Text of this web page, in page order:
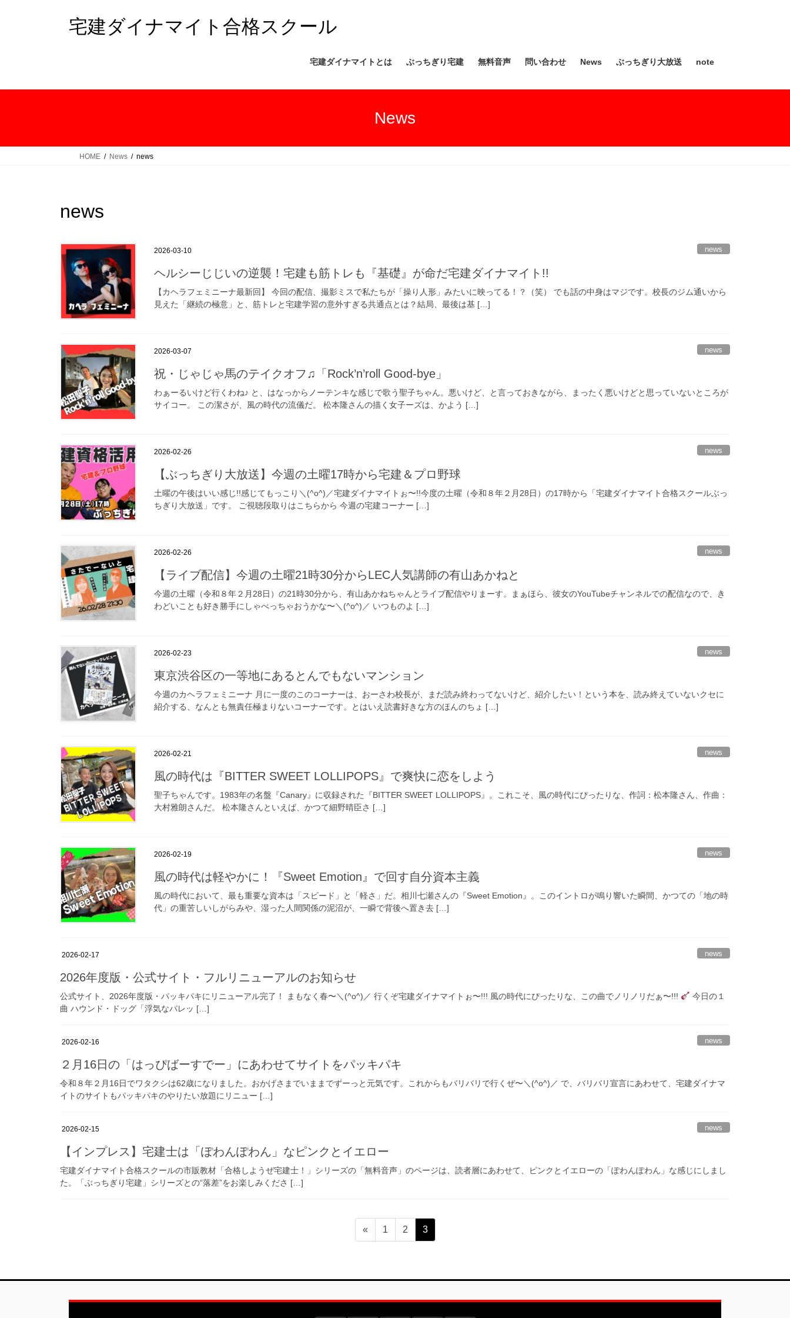
ス
ン
宅建ダイナマイト合格スクール
宅建ダイナマイトとは ぶっちぎり宅建 無料音声 問い合わせ News ぶっちぎり大放送 note
News
HOME News news
news
2026-03-10 news
ヘルシーじじいの逆襲！宅建も筋トレも『基礎』が命だ宅建ダイナマイト!!
【カヘラフェミニーナ最新回】 今回の配信、撮影ミスで私たちが「操り人形」みたいに映ってる！？（笑） でも話の中身はマジです。校長のジム通いから
見えた「継続の極意」と、筋トレと宅建学習の意外すぎる共通点とは？結局、最後は基 […]
2026-03-07 news
祝・じゃじゃ馬のテイクオフ♫「Rock’n’roll Good‐bye」
わぁーるいけど行くわね♪ と、はなっからノーテンキな感じで歌う聖子ちゃん。悪いけど、と言っておきながら、まったく悪いけどと思っていないところが
サイコー。 この潔さが、風の時代の流儀だ。 松本隆さんの描く女子ーズは、かよう […]
2026-02-26 news
【ぶっちぎり大放送】今週の土曜17時から宅建＆プロ野球
土曜の午後はいい感じ!!感じてもっこり＼(^o^)／宅建ダイナマイトぉ〜!!今度の土曜（令和８年２月28日）の17時から「宅建ダイナマイト合格スクールぶっ
ちぎり大放送」です。 ご視聴段取りはこちらから 今週の宅建コーナー […]
2026-02-26 news
【ライブ配信】今週の土曜21時30分からLEC人気講師の有山あかねと
今週の土曜（令和８年２月28日）の21時30分から、有山あかねちゃんとライブ配信やりまーす。まぁほら、彼女のYouTubeチャンネルでの配信なので、き
わどいことも好き勝手にしゃべっちゃおうかな〜＼(^o^)／ いつものよ […]
2026-02-23 news
東京渋谷区の一等地にあるとんでもないマンション
今週のカヘラフェミニーナ 月に一度のこのコーナーは、おーさわ校長が、まだ読み終わってないけど、紹介したい！という本を、読み終えていないクセに
紹介する、なんとも無責任極まりないコーナーです。とはいえ読書好きな方のほんのちょ […]
2026-02-21 news
風の時代は『BITTER SWEET LOLLIPOPS』で爽快に恋をしよう
聖子ちゃんです。1983年の名盤『Canary』に収録された『BITTER SWEET LOLLIPOPS』。これこそ、風の時代にぴったりな、作詞：松本隆さん、作曲：
大村雅朗さんだ。 松本隆さんといえば、かつて細野晴臣さ […]
2026-02-19 news
風の時代は軽やかに！『Sweet Emotion』で回す自分資本主義
風の時代において、最も重要な資本は「スピード」と「軽さ」だ。相川七瀬さんの『Sweet Emotion』。このイントロが鳴り響いた瞬間、かつての「地の時
代」の重苦しいしがらみや、湿った人間関係の泥沼が、一瞬で背後へ置き去 […]
2026-02-17 news
2026年度版・公式サイト・フルリニューアルのお知らせ
公式サイト、2026年度版・パッキパキにリニューアル完了！ まもなく春〜＼(^o^)／ 行くぞ宅建ダイナマイトぉ〜!!! 風の時代にぴったりな、この曲でノリノリだぁ〜!!!
今日の１
曲 ハウンド・ドッグ「浮気なパレッ […]
2026-02-16 news
２月16日の「はっぴばーすでー」にあわせてサイトをパッキパキ
令和８年２月16日でワタクシは62歳になりました。おかげさまでいままでずーっと元気です。これからもバリバリで行くぜ〜＼(^o^)／ で、バリバリ宣言にあわせて、宅建ダイナマ
イトのサイトもパッキパキのやりたい放題にリニュー […]
2026-02-15 news
【インプレス】宅建士は「ぽわんぽわん」なピンクとイエロー
宅建ダイナマイト合格スクールの市販教材「合格しようぜ宅建士！」シリーズの「無料音声」のページは、読者層にあわせて、ピンクとイエローの「ぽわんぽわん」な感じにしまし
た。「ぶっちぎり宅建」シリーズとの“落差”をお楽しみくださ […]
ペ
ー
«
固
定
1
固
定
2
固
定
3